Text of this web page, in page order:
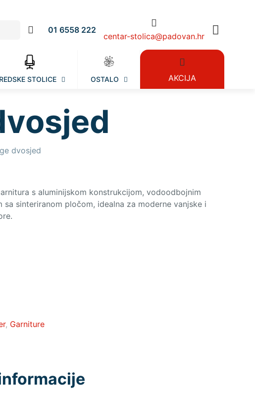
01 6558 222
centar-stolica@padovan.hr
STOLICE OSTALO AKCIJA
dvosjed
s aluminijskom konstrukcijom, vodoodbojnim
sa sinteriranom pločom, idealna za moderne vanjske i
, Garniture